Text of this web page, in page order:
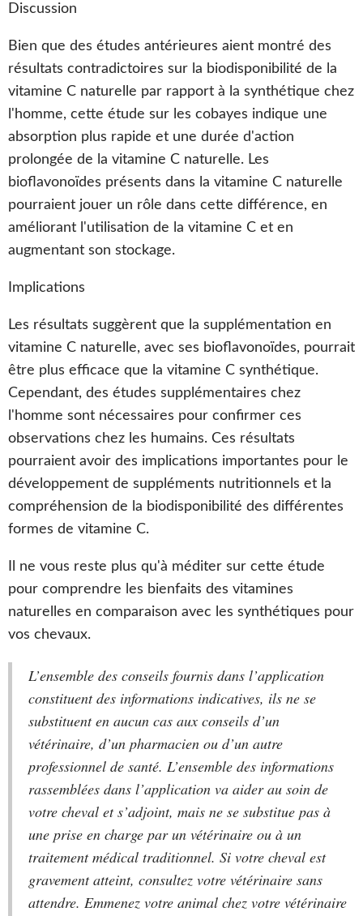
Discussion
Bien que des études antérieures aient montré des
résultats contradictoires sur la biodisponibilité de la
vitamine C naturelle par rapport à la synthétique chez
l'homme, cette étude sur les cobayes indique une
absorption plus rapide et une durée d'action
prolongée de la vitamine C naturelle. Les
bioflavonoïdes présents dans la vitamine C naturelle
pourraient jouer un rôle dans cette différence, en
améliorant l'utilisation de la vitamine C et en
augmentant son stockage.
Implications
Les résultats suggèrent que la supplémentation en
vitamine C naturelle, avec ses bioflavonoïdes, pourrait
être plus efficace que la vitamine C synthétique.
Cependant, des études supplémentaires chez
l'homme sont nécessaires pour confirmer ces
observations chez les humains. Ces résultats
pourraient avoir des implications importantes pour le
développement de suppléments nutritionnels et la
compréhension de la biodisponibilité des différentes
formes de vitamine C.
Il ne vous reste plus qu'à méditer sur cette étude
pour comprendre les bienfaits des vitamines
naturelles en comparaison avec les synthétiques pour
vos chevaux.
L’ensemble des conseils fournis dans l’application
constituent des informations indicatives, ils ne se
substituent en aucun cas aux conseils d’un
vétérinaire, d’un pharmacien ou d’un autre
professionnel de santé. L’ensemble des informations
rassemblées dans l’application va aider au soin de
votre cheval et s’adjoint, mais ne se substitue pas à
une prise en charge par un vétérinaire ou à un
traitement médical traditionnel. Si votre cheval est
gravement atteint, consultez votre vétérinaire sans
attendre. Emmenez votre animal chez votre vétérinaire